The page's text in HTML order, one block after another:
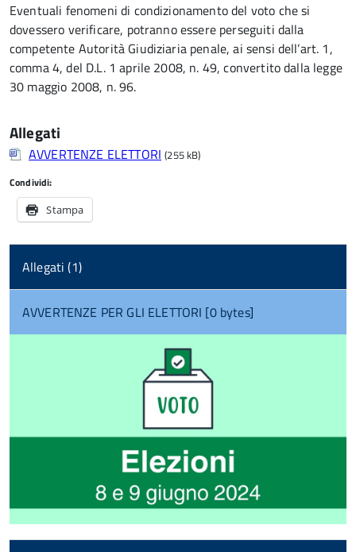
Eventuali fenomeni di condizionamento del voto che si
dovessero verificare, potranno essere perseguiti dalla
competente Autorità Giudiziaria penale, ai sensi dell’art. 1,
comma 4, del D.L. 1 aprile 2008, n. 49, convertito dalla legge
30 maggio 2008, n. 96.
Allegati
AVVERTENZE ELETTORI (255 kB)
Condividi:
Stampa
Allegati (1)
AVVERTENZE PER GLI ELETTORI [0 bytes]